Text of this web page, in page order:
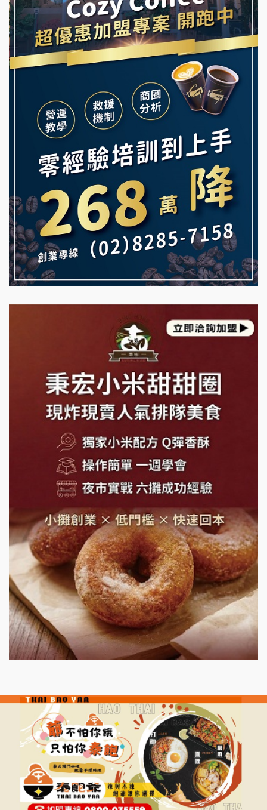
早安山丘加盟說明會
冰封仙果加盟說明會
Ramble Café 漫步藍咖啡加盟說明會
微風亭鐵板燒加盟說明會
鮮茶道加盟說明會
【曉妍美妝】誠徵行政櫃檯
自助洗衣店誠徵代洗收送人員(台中市)
MUSHEN徵SPA美容芳療師
日十。早午食加盟說明會
拾鑶火鍋加盟說明會
龍涎居好湯加盟說明會
舒油頭加盟說明會
義氣豐發雞加盟說明會
Mr.Wish加盟說明會
白鬍泡泡 BOHO POPO加盟說明會
雞咕雞咕加盟說明會
TEA TOP加盟說明會
珍好味臭臭鍋加盟說明會
日十。早午食加盟說明會
莫尼早餐Morni加盟說明會
手作功夫茶加盟說明會
SHARE TEA歇腳亭加盟說明會
潮味決-湯滷專門店加盟說明會
鬍子茶加盟說明會
鮮茶道加盟說明會
微風亭鐵板燒加盟說明會
漫步藍咖啡加盟說明會
明石章魚燒加盟說明會
出櫃加盟說明會
七盞茶加盟說明會
拉亞漢堡加盟說明會
杜芳子古味茶鋪加盟說明會
優握握×酸奶大獅加盟說明會